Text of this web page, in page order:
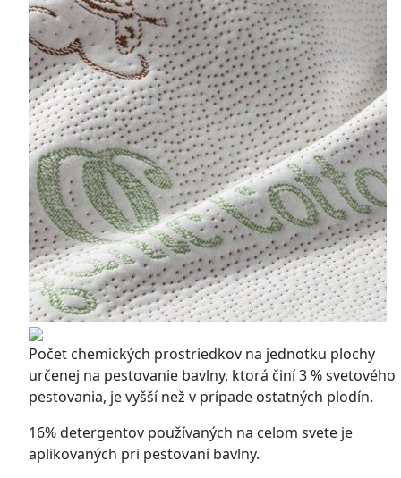
Počet chemických prostriedkov na jednotku plochy
určenej na pestovanie bavlny, ktorá činí 3 % svetového
pestovania, je vyšší než v prípade ostatných plodín.
16% detergentov používaných na celom svete je
aplikovaných pri pestovaní bavlny.